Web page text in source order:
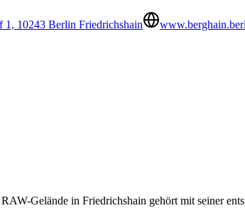
1, 10243 Berlin Friedrichshain
Gelände in Friedrichshain gehört mit seiner